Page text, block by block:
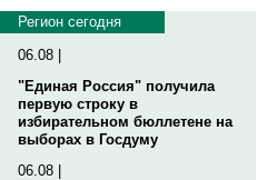
Регион сегодня
06.08 |
"Единая Россия" получила
первую строку в
избирательном бюллетене на
выборах в Госдуму
06.08 |